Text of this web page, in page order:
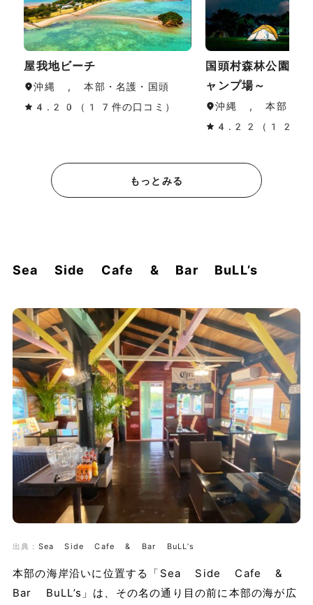
屋我地ビーチ
沖縄 , 本部・名護・国頭
4.20（17件の口コミ）
国頭村森林公園～
ャンプ場～
沖縄 , 本部・名
4.22（12件の
もっとみる
Sea Side Cafe & Bar BuLL’s
出典： Sea Side Cafe & Bar BuLL’s
本部の海岸沿いに位置する「Sea Side Cafe &
Bar BuLL’s」は、その名の通り目の前に本部の海が広